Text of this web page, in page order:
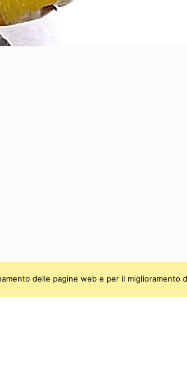
delle pagine web e per il miglioramento